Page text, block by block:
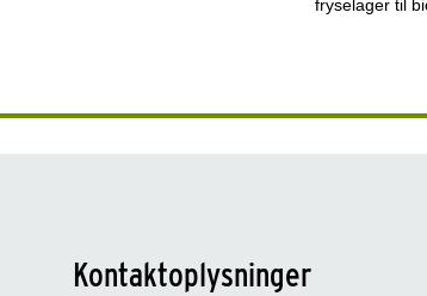
fryselager til
Kontaktoplysninger